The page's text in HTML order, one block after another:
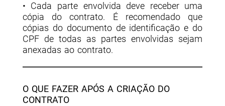
• Cada parte envolvida deve receber uma
cópia do contrato. É recomendado que
cópias do documento de identificação e do
CPF de todas as partes envolvidas sejam
anexadas ao contrato.
O QUE FAZER APÓS A CRIAÇÃO DO
CONTRATO